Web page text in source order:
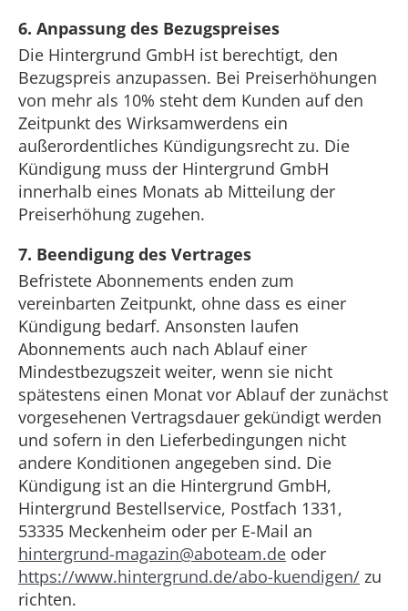
6. Anpassung des Bezugspreises
Die Hintergrund GmbH ist berechtigt, den
Bezugspreis anzupassen. Bei Preiserhöhungen
von mehr als 10% steht dem Kunden auf den
Zeitpunkt des Wirksamwerdens ein
außerordentliches Kündigungsrecht zu. Die
Kündigung muss der Hintergrund GmbH
innerhalb eines Monats ab Mitteilung der
Preiserhöhung zugehen.
7. Beendigung des Vertrages
Befristete Abonnements enden zum
vereinbarten Zeitpunkt, ohne dass es einer
Kündigung bedarf. Ansonsten laufen
Abonnements auch nach Ablauf einer
Mindestbezugszeit weiter, wenn sie nicht
spätestens einen Monat vor Ablauf der zunächst
vorgesehenen Vertragsdauer gekündigt werden
und sofern in den Lieferbedingungen nicht
andere Konditionen angegeben sind. Die
Kündigung ist an die Hintergrund GmbH,
Hintergrund Bestellservice, Postfach 1331,
53335 Meckenheim oder per E-Mail an
hintergrund-magazin@aboteam.de oder
https://www.hintergrund.de/abo-kuendigen/ zu
richten.